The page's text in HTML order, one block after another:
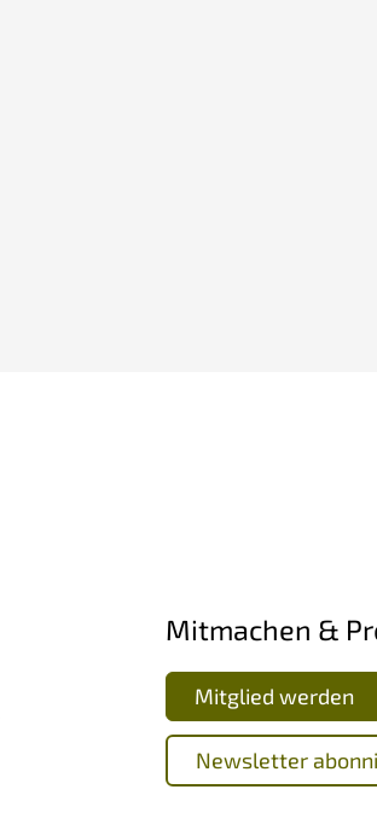
Mitmachen &
Mitglied werden
Newsletter